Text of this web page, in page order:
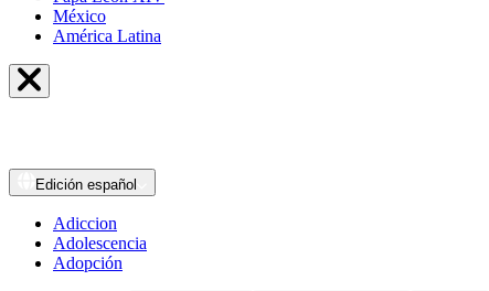
México
América Latina
Edición español
Adiccion
Adolescencia
Adopción